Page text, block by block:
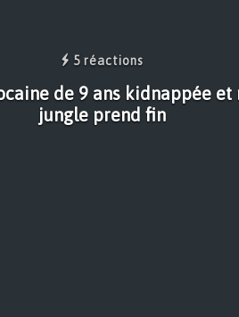
5 réactions
de 9 ans kidnappée et
jungle prend fin